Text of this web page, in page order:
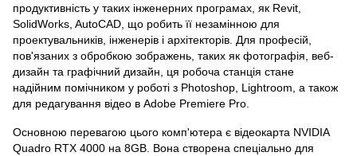
продуктивність у таких інженерних програмах, як Revit,
SolidWorks, AutoCAD, що робить її незамінною для
проектувальників, інженерів і архітекторів. Для професій,
пов'язаних з обробкою зображень, таких як фотографія, веб-
дизайн та графічний дизайн, ця робоча станція стане
надійним помічником у роботі з Photoshop, Lightroom, а також
для редагування відео в Adobe Premiere Pro.
Основною перевагою цього комп'ютера є відеокарта NVIDIA
Quadro RTX 4000 на 8GB. Вона створена спеціально для